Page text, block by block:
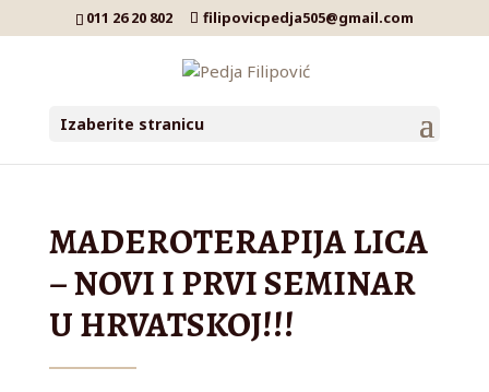
011 26 20 802 filipovicpedja505@gmail.com
Izaberite stranicu
MADEROTERAPIJA LICA
– NOVI I PRVI SEMINAR
U HRVATSKOJ!!!